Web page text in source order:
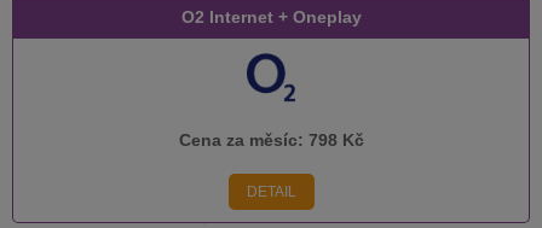
O2 Internet + Oneplay
Cena za měsíc: 798 Kč
DETAIL